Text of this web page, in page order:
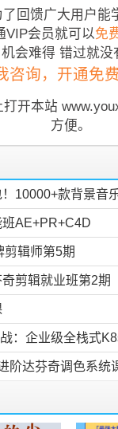
了回馈广大用户能
VIP会员就可以免
机会难得 错过就没
咨询，开通免
开本站
方便。
10000+款背景音
AE+PR+C4D
辑师第5期
剪辑就业班第2期
：企业级全栈式
阶达芬奇调色系统